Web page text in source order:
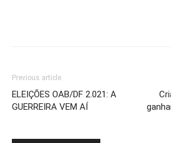
Previous article
ELEIÇÕES OAB/DF 2.021: A
GUERREIRA VEM AÍ